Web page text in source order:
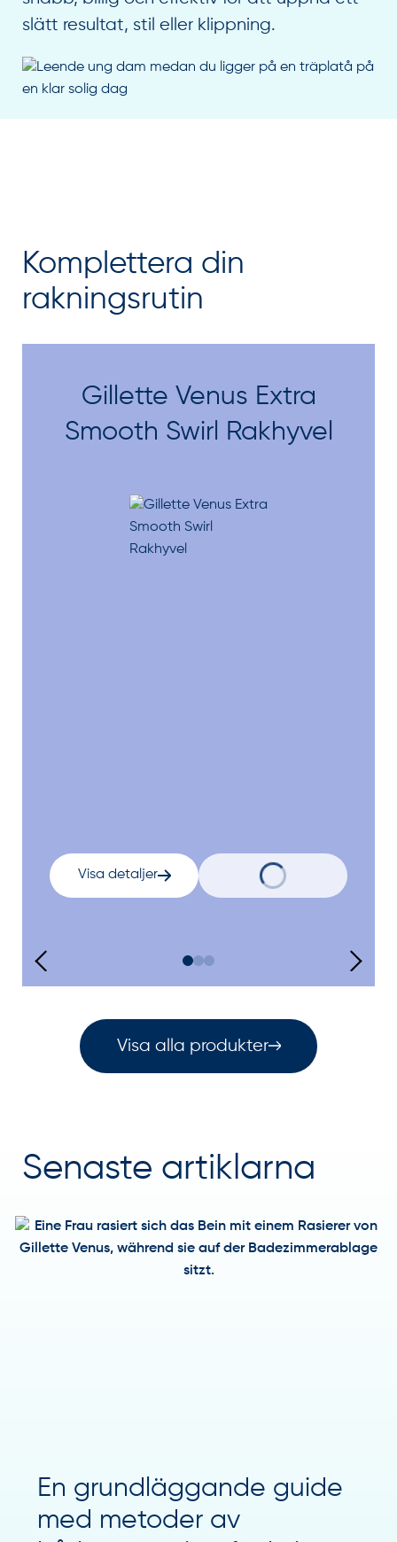
slätt resultat, stil eller klippning.
Komplettera din
rakningsrutin
Gillette Venus Extra
Smooth Swirl Rakhyvel
Visa detaljer
Visa alla produkter
Senaste artiklarna
En grundläggande guide
med metoder av